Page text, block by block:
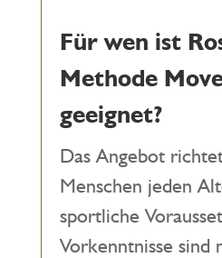
Für wen ist
Methode
geeignet?
Das Angebot
Menschen jeden
sportliche
Vorkenntnisse sind